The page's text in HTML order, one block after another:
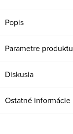
Popis
Parametre produktu
Diskusia
Ostatné informácie